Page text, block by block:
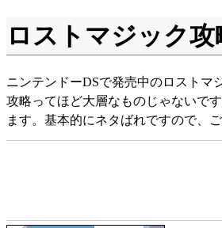
ロストマジック攻
ニンテンドーDSで発売中のロストマ
攻略ってほど大層なものじゃないで
ます。基本的にネタばれですので、ご